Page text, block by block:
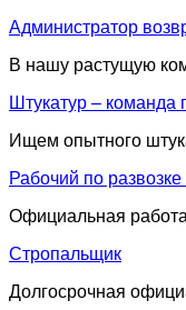
Администратор
В нашу растущую
Штукатур – команда
Ищем опытного
Рабочий по развозке
Официальная
Стропальщик
Долгосрочная